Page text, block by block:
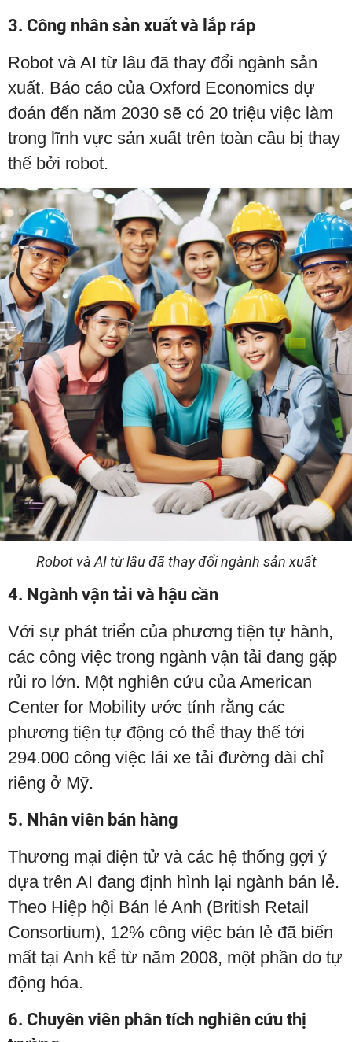
3. Công nhân sản xuất và lắp ráp
Robot và AI từ lâu đã thay đổi ngành sản
xuất. Báo cáo của Oxford Economics dự
đoán đến năm 2030 sẽ có 20 triệu việc làm
trong lĩnh vực sản xuất trên toàn cầu bị thay
thế bởi robot.
Robot và AI từ lâu đã thay đổi ngành sản xuất
4. Ngành vận tải và hậu cần
Với sự phát triển của phương tiện tự hành,
các công việc trong ngành vận tải đang gặp
rủi ro lớn. Một nghiên cứu của American
Center for Mobility ước tính rằng các
phương tiện tự động có thể thay thế tới
294.000 công việc lái xe tải đường dài chỉ
riêng ở Mỹ.
5. Nhân viên bán hàng
Thương mại điện tử và các hệ thống gợi ý
dựa trên AI đang định hình lại ngành bán lẻ.
Theo Hiệp hội Bán lẻ Anh (British Retail
Consortium), 12% công việc bán lẻ đã biến
mất tại Anh kể từ năm 2008, một phần do tự
động hóa.
6. Chuyên viên phân tích nghiên cứu thị